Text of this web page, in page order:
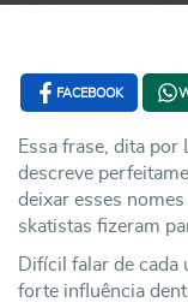
FACEBOOK
Essa frase, dita por
descreve
deixar esses
skatistas fizeram
Difícil falar de cada
forte influência